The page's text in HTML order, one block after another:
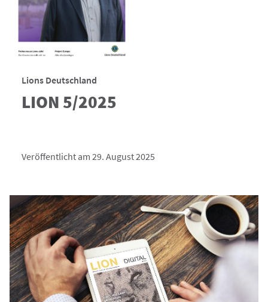
Lions Deutschland
LION 5/2025
Veröffentlicht am 29. August 2025